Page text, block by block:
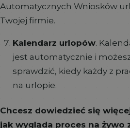
Automatycznych Wniosków
Twojej firmie.
Kalendarz urlopów.
jest automatycznie i
sprawdzić, kiedy każdy z
na urlopie.
Chcesz dowiedzieć się
jak wygląda proces na żywo